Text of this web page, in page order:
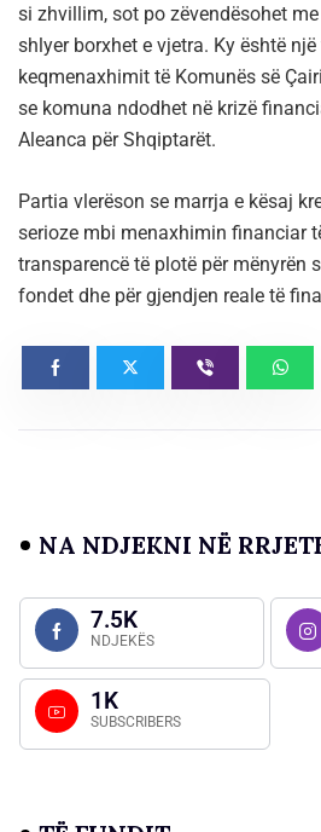
si zhvillim, sot po zëvendësohet
shlyer borxhet e vjetra. Ky është
keqmenaxhimit të Komunës së
se komuna ndodhet në krizë
Aleanca për Shqiptarët.
Partia vlerëson se marrja e kësaj
serioze mbi menaxhimin financiar
transparencë të plotë për mënyrën
fondet dhe për gjendjen reale të
NA NDJEKNI NË
7.5K
NDJEKËS
1K
SUBSCRIBERS